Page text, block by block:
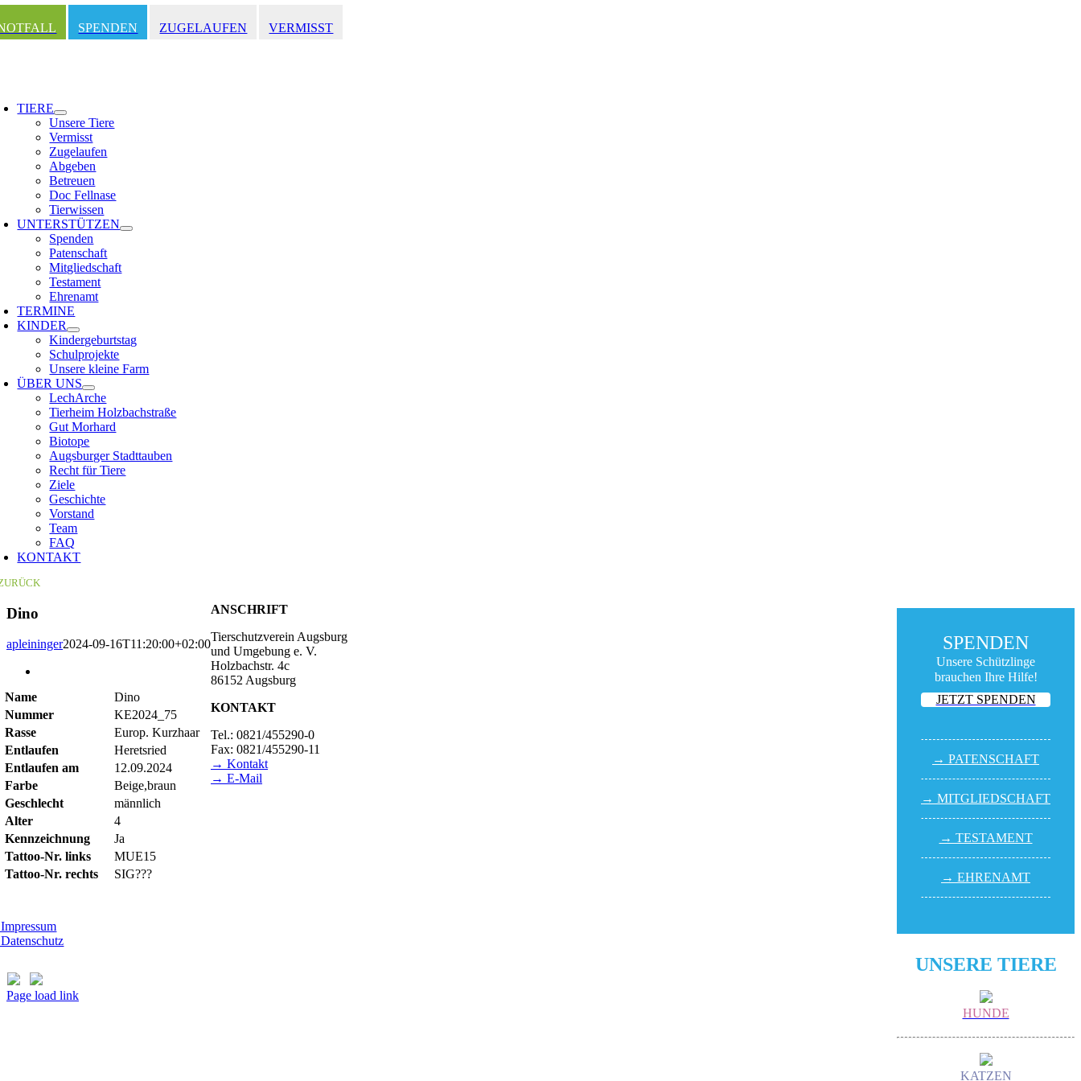
Inhalt
springen
SPENDEN ZUGELAUFEN VERMISST
TIERE
Unsere Tiere
Vermisst
Zugelaufen
Abgeben
Betreuen
Doc Fellnase
Tierwissen
UNTERSTÜTZEN
Spenden
Patenschaft
Mitgliedschaft
Testament
Ehrenamt
TERMINE
KINDER
Kindergeburtstag
Schulprojekte
Unsere kleine Farm
ÜBER UNS
LechArche
Tierheim Holzbachstraße
Gut Morhard
Biotope
Augsburger Stadttauben
Recht für Tiere
Ziele
Geschichte
Vorstand
Team
FAQ
KONTAKT
Dino
apleininger2024-09-16T11:20:00+02:00
Name
Dino
Nummer
KE2024_75
Rasse
Europ. Kurzhaar
Entlaufen
Heretsried
Entlaufen am
12.09.2024
Farbe
Beige,braun
Geschlecht
männlich
Alter
4
Kennzeichnung
Ja
Tattoo-Nr. links
MUE15
Tattoo-Nr. rechts
SIG???
SPENDEN
Unsere Schützlinge
brauchen Ihre Hilfe!
JETZT SPENDEN
→ PATEN­SCHAFT
→ MITGLIED­SCHAFT
→ TESTA­MENT
→ EHREN­AMT
UNSERE TIERE
HUNDE
KATZEN
ANSCHRIFT
Tierschutzverein Augsburg
und Umgebung e. V.
Holzbachstr. 4c
86152 Augsburg
KONTAKT
Tel.: 0821/455290-0
Fax: 0821/455290-11
→ Kontakt
→ E-Mail
Page load link